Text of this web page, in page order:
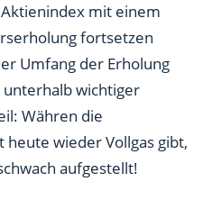
mit einem
fortsetzen
Umfang der Erholung
wichtiger
Währen die
wieder Vollgas gibt,
aufgestellt!